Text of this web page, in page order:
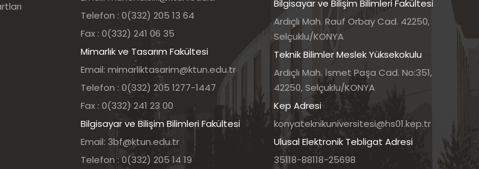
Telefon : 0(332) 205 13 64
Fax : 0(332) 241 06 35
Mimarlık ve Tasarım Fakültesi
Email: mimarliktasarim@ktun.edu.tr
Telefon : 0(332) 205 1277-1447
Fax : 0(332) 241 23 00
Bilgisayar ve Bilişim Bilimleri Fakültesi
Email: 3bf@ktun.edu.tr
Telefon : 0(332) 205 14 19
Bilgisayar ve Bilişim Bilimleri Fakültesi
Ardıçlı Mah. Rauf Orbay Cad. 42250,
Selçuklu/KONYA
Teknik Bilimler Meslek Yüksekokulu
Ardıçlı Mah. İsmet Paşa Cad. No:351,
42250, Selçuklu/KONYA
Kep Adresi
konyateknikuniversitesi@hs01.kep.tr
Ulusal Elektronik Tebligat Adresi
35118-88118-25698